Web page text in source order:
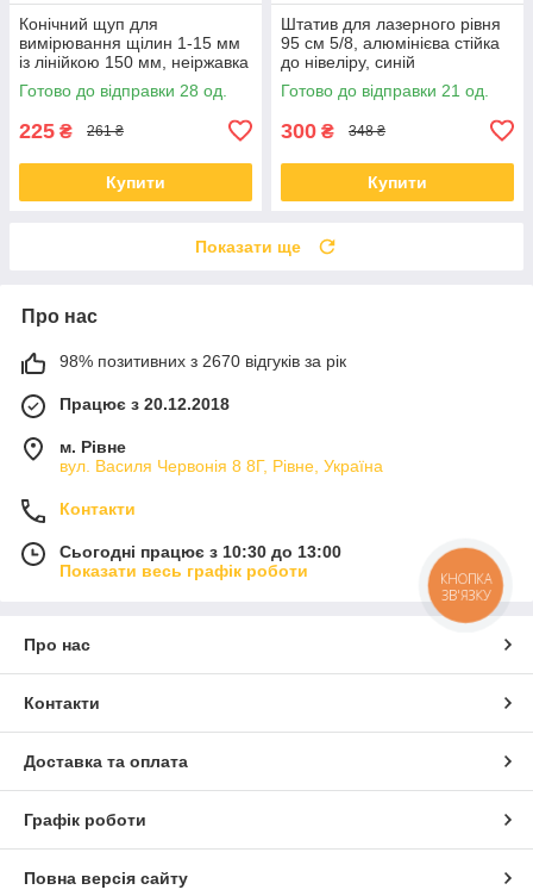
Конічний щуп для
вимірювання щілин 1-15 мм
із лінійкою 150 мм, неіржавка
сталь
Готово до відправки 28 од.
225 ₴ 261 ₴
Купити
Штатив для лазерного рівня
95 см 5/8, алюмінієва стійка
до нівеліру, синій
Готово до відправки 21 од.
300 ₴ 348 ₴
Купити
Показати ще
Про нас
98% позитивних з 2670 відгуків за рік
Працює з 20.12.2018
м. Рівне
вул. Василя Червонія 8 8Г, Рівне, Україна
Контакти
Сьогодні працює з 10:30 до 13:00
Показати весь графік роботи
Про нас
Контакти
Доставка та оплата
Графік роботи
Повна версія сайту
КНОПКА
ЗВ'ЯЗКУ